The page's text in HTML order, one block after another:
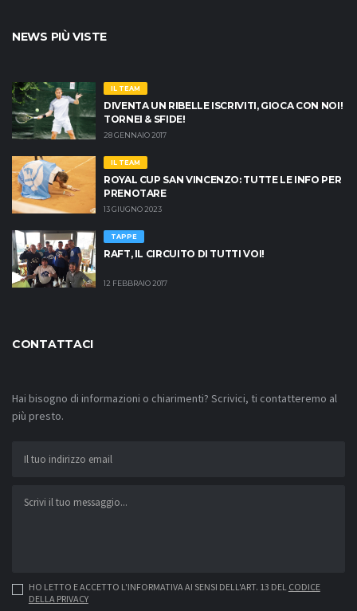
NEWS PIÙ VISTE
IL TEAM
DIVENTA UN RIBELLE ISCRIVITI, GIOCA CON NOI!
TORNEI & SFIDE!
28 GENNAIO 2017
IL TEAM
ROYAL CUP SAN VINCENZO: TUTTE LE INFO PER
PRENOTARE
13 GIUGNO 2023
TAPPE
RAFT, IL CIRCUITO DI TUTTI VOI!
12 FEBBRAIO 2017
CONTATTACI
Hai bisogno di informazioni o chiarimenti? Scrivici, ti contatteremo al
più presto.
HO LETTO E ACCETTO L'INFORMATIVA AI SENSI DELL'ART. 13 DEL CODICE
DELLA PRIVACY